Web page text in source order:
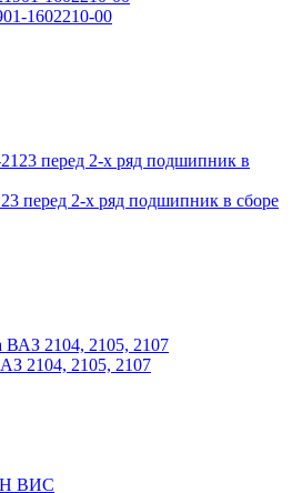
1602210-00
перед 2-х ряд подшипник в сборе
2104, 2105, 2107